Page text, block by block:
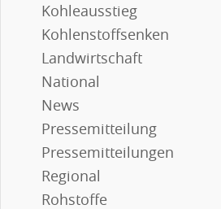
Kohleausstieg
Kohlenstoffsenken
Landwirtschaft
National
News
Pressemitteilung
Pressemitteilungen
Regional
Rohstoffe